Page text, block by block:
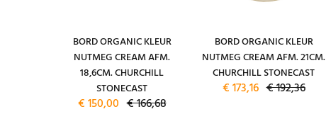
BORD ORGANIC KLEUR
NUTMEG CREAM AFM.
18,6CM. CHURCHILL
STONECAST
€ 150,00 € 166,68
BORD ORGANIC KLEUR
NUTMEG CREAM AFM. 21CM.
CHURCHILL STONECAST
€ 173,16 € 192,36